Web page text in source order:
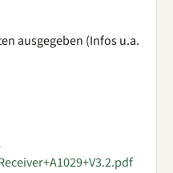
ausgegeben (Infos u.a.